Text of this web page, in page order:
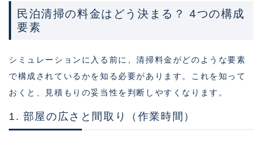
民泊清掃の料金はどう決まる？ 4つの構成
要素
シミュレーションに入る前に、清掃料金がどのような要素
で構成されているかを知る必要があります。これを知って
おくと、見積もりの妥当性を判断しやすくなります。
1. 部屋の広さと間取り（作業時間）